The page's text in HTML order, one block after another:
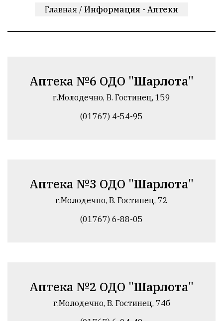
Главная / Информация - Аптеки
Аптека №6 ОДО "Шарлота"
г.Молодечно, В. Гостинец, 159
(01767) 4-54-95
Аптека №3 ОДО "Шарлота"
г.Молодечно, В. Гостинец, 72
(01767) 6-88-05
Аптека №2 ОДО "Шарлота"
г.Молодечно, В. Гостинец, 74б